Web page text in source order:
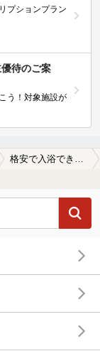
プションプラン
優待のご案
う！対象施設が